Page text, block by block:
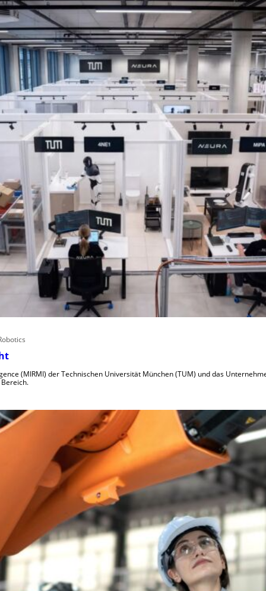
(MIRMI) der Technischen Universität München (TUM) und das